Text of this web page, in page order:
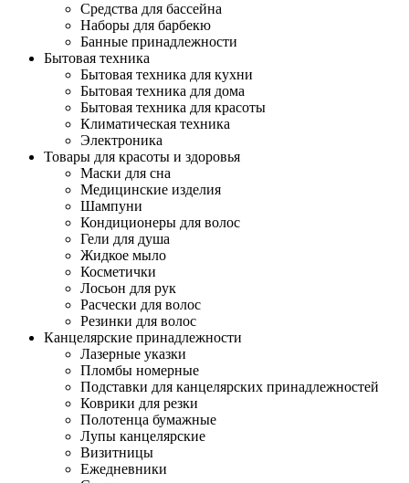
Средства для бассейна
Наборы для барбекю
Банные принадлежности
Бытовая техника
Бытовая техника для кухни
Бытовая техника для дома
Бытовая техника для красоты
Климатическая техника
Электроника
Товары для красоты и здоровья
Маски для сна
Медицинские изделия
Шампуни
Кондиционеры для волос
Гели для душа
Жидкое мыло
Косметички
Лосьон для рук
Расчески для волос
Резинки для волос
Канцелярские принадлежности
Лазерные указки
Пломбы номерные
Подставки для канцелярских принадлежностей
Коврики для резки
Полотенца бумажные
Лупы канцелярские
Визитницы
Ежедневники